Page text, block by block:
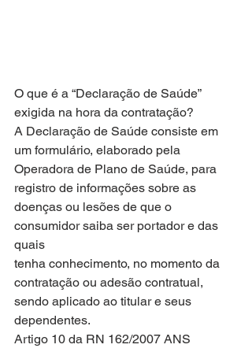
O que é a “Declaração de Saúde”
exigida na hora da contratação?
A Declaração de Saúde consiste em
um formulário, elaborado pela
Operadora de Plano de Saúde, para
registro de informações sobre as
doenças ou lesões de que o
consumidor saiba ser portador e das
quais
tenha conhecimento, no momento da
contratação ou adesão contratual,
sendo aplicado ao titular e seus
dependentes.
Artigo 10 da RN 162/2007 ANS